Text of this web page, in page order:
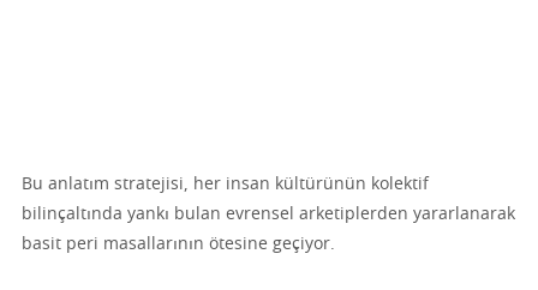
Bu anlatım stratejisi, her insan kültürünün kolektif
bilinçaltında yankı bulan evrensel arketiplerden yararlanarak
basit peri masallarının ötesine geçiyor.